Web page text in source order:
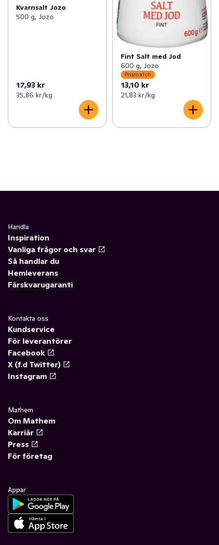
Kvarnsalt Jozo
500 g, Jozo
17,93 kr
35,86 kr /kg
Fint Salt med Jod
600 g, Jozo
Prismatch
13,10 kr
21,83 kr /kg
Handla
Inspiration
Vanliga frågor och svar
Så handlar du
Hemleverans
Färskvarugaranti
Kontakta oss
Kundservice
För leverantörer
Facebook
X (f.d Twitter)
Instagram
Mathem
Om Mathem
Karriär
Press
För företag
Appar